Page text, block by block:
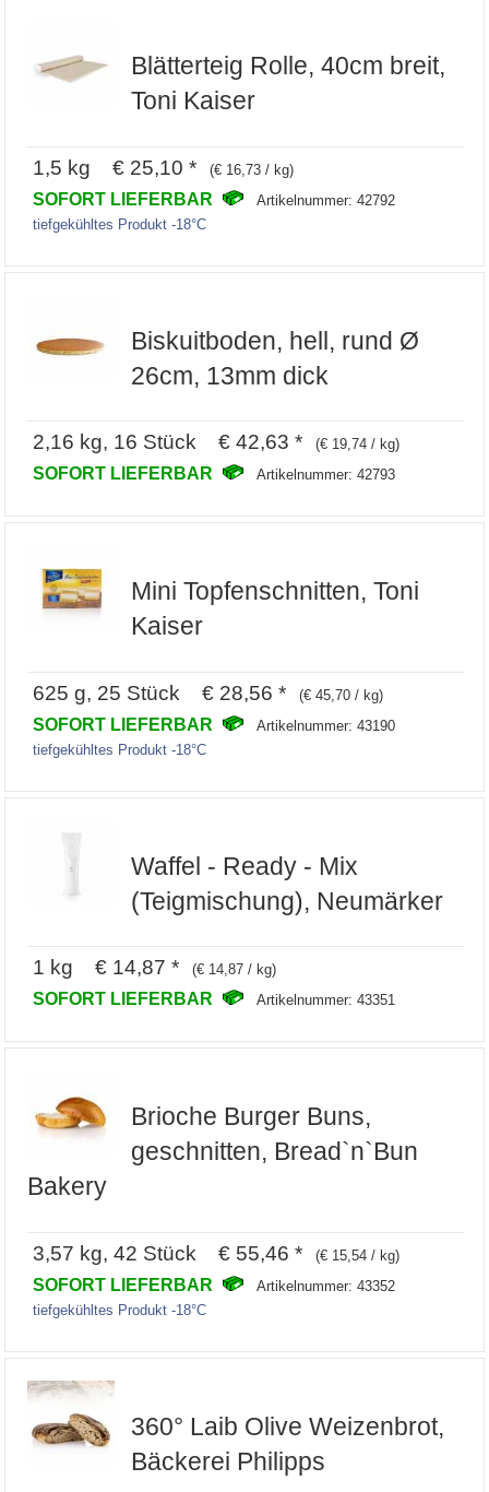
Blätterteig Rolle, 40cm breit,
Toni Kaiser
1,5 kg € 25,10 * (€ 16,73 / kg)
SOFORT LIEFERBAR
Artikelnummer: 42792
tiefgekühltes Produkt -18°C
Biskuitboden, hell, rund Ø
26cm, 13mm dick
2,16 kg, 16 Stück € 42,63 * (€ 19,74 / kg)
SOFORT LIEFERBAR Artikelnummer: 42793
Mini Topfenschnitten, Toni
Kaiser
625 g, 25 Stück € 28,56 * (€ 45,70 / kg)
SOFORT LIEFERBAR
Artikelnummer: 43190
tiefgekühltes Produkt -18°C
Waffel - Ready - Mix
(Teigmischung), Neumärker
1 kg € 14,87 * (€ 14,87 / kg)
SOFORT LIEFERBAR Artikelnummer: 43351
Brioche Burger Buns,
geschnitten, Bread`n`Bun
Bakery
3,57 kg, 42 Stück € 55,46 * (€ 15,54 / kg)
SOFORT LIEFERBAR
Artikelnummer: 43352
tiefgekühltes Produkt -18°C
360° Laib Olive Weizenbrot,
Bäckerei Philipps